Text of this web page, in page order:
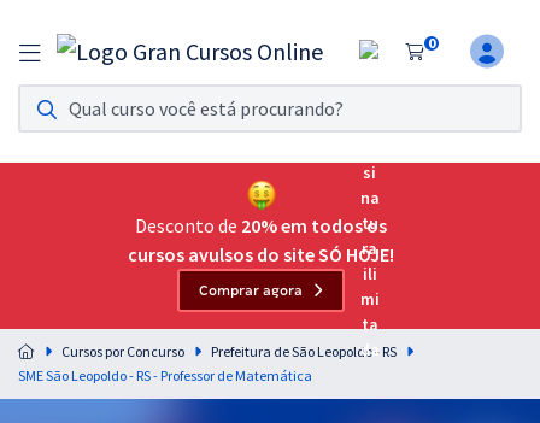
0
Assinatura Ilimitada 11
Acesso a todos os cursos. Teste grátis por 7 dias!
Assinatura OAB Até Passar
Acesso ilimitado a toda preparação para o Exame da
Residências Multiprofissionais
Preparação completa e intensiva para as principais
residências em saúde do Brasil
Desconto de 20% em todos os
cursos avulsos do site SÓ HOJE!
Comprar agora
Cursos por Concurso
Prefeitura de São Leopoldo - RS
SME São Leopoldo - RS - Professor de Matemática